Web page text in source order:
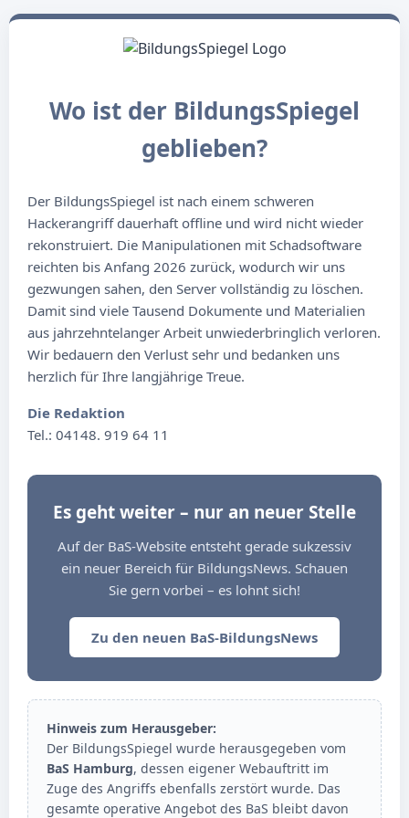
Wo ist der BildungsSpiegel
geblieben?
Der BildungsSpiegel ist nach einem schweren
Hackerangriff dauerhaft offline und wird nicht wieder
rekonstruiert. Die Manipulationen mit Schadsoftware
reichten bis Anfang 2026 zurück, wodurch wir uns
gezwungen sahen, den Server vollständig zu löschen.
Damit sind viele Tausend Dokumente und Materialien
aus jahrzehntelanger Arbeit unwiederbringlich verloren.
Wir bedauern den Verlust sehr und bedanken uns
herzlich für Ihre langjährige Treue.
Die Redaktion
Tel.: 04148. 919 64 11
Es geht weiter – nur an neuer Stelle
Auf der BaS-Website entsteht gerade sukzessiv
ein neuer Bereich für BildungsNews. Schauen
Sie gern vorbei – es lohnt sich!
Zu den neuen BaS-BildungsNews
Hinweis zum Herausgeber:
Der BildungsSpiegel wurde herausgegeben vom
BaS Hamburg, dessen eigener Webauftritt im
Zuge des Angriffs ebenfalls zerstört wurde. Das
gesamte operative Angebot des BaS bleibt davon